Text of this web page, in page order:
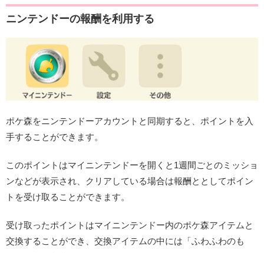
ニンテンドーの報酬を利用する
ポケ森をニンテンドーアカウントと同期すると、ポイントを入
手することができます。
このポイントはマイニンテンドーを開くと1週間ごとのミッショ
ンなどが表示され、クリアしている場合は報酬ととしてポイン
トを受け取ることができます。
受け取ったポイントはマイニンテンドー内のポケ森アイテムと
交換することができ、交換アイテムの中には「ふわふわのも